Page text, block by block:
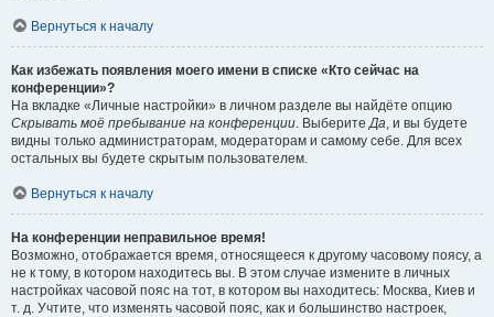
Вернуться к началу
Как избежать появления моего имени в списке «Кто сейчас на
конференции»?
На вкладке «Личные настройки» в личном разделе вы найдёте опцию
Скрывать моё пребывание на конференции. ВыберитеДа, и вы будете
видны только администраторам, модераторам и самому себе. Для всех
остальных вы будете скрытым пользователем.
Вернуться к началу
На конференции неправильное время!
Возможно, отображается время, относящееся к другому часовому поясу, а
не к тому, в котором находитесь вы. В этом случае измените в личных
настройках часовой пояс на тот, в котором вы находитесь: Москва, Киев и
т. д. Учтите, что изменять часовой пояс, как и большинство настроек,